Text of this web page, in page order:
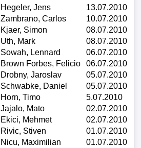
Hegeler, Jens
13.07.2010
Zambrano, Carlos
10.07.2010
Kjaer, Simon
08.07.2010
Uth, Mark
08.07.2010
Sowah, Lennard
06.07.2010
Brown Forbes, Felicio
06.07.2010
Drobny, Jaroslav
05.07.2010
Schwabke, Daniel
05.07.2010
Horn, Timo
5.07.2010
Jajalo, Mato
02.07.2010
Ekici, Mehmet
02.07.2010
Rivic, Stiven
01.07.2010
Nicu, Maximilian
01.07.2010